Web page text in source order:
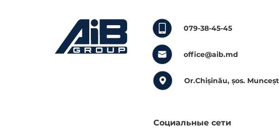
079-38-45-45
office@aib.md
Or.Chișinău, șos.
Социальные сети